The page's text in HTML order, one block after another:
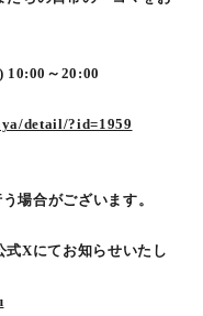
10:00～20:00
detail/?id=1959
場合がございます。
式Xにてお知らせいたし